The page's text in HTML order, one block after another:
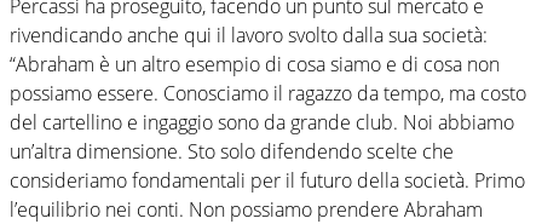
Percassi ha proseguito, facendo un punto sul mercato e
rivendicando anche qui il lavoro svolto dalla sua società:
“Abraham è un altro esempio di cosa siamo e di cosa non
possiamo essere. Conosciamo il ragazzo da tempo, ma costo
del cartellino e ingaggio sono da grande club. Noi abbiamo
un’altra dimensione. Sto solo difendendo scelte che
consideriamo fondamentali per il futuro della società. Primo
l’equilibrio nei conti. Non possiamo prendere Abraham